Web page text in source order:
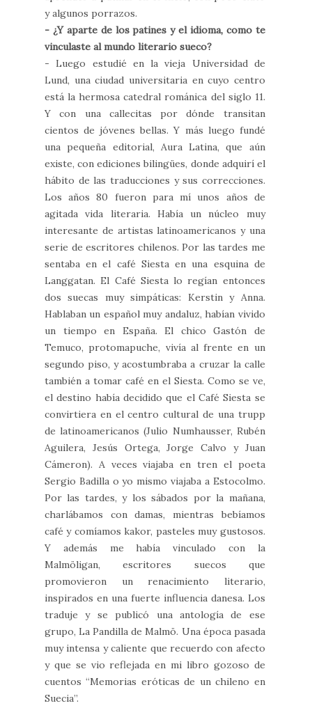
y algunos porrazos.
- ¿Y aparte de los patines y el idioma, como te
vinculaste al mundo literario sueco?
- Luego estudié en la vieja Universidad de
Lund, una ciudad universitaria en cuyo centro
está la hermosa catedral románica del siglo 11.
Y con una callecitas por dónde transitan
cientos de jóvenes bellas. Y más luego fundé
una pequeña editorial, Aura Latina, que aún
existe, con ediciones bilingües, donde adquirí el
hábito de las traducciones y sus correcciones.
Los años 80 fueron para mí unos años de
agitada vida literaria. Había un núcleo muy
interesante de artistas latinoamericanos y una
serie de escritores chilenos. Por las tardes me
sentaba en el café Siesta en una esquina de
Langgatan. El Café Siesta lo regían entonces
dos suecas muy simpáticas: Kerstin y Anna.
Hablaban un español muy andaluz, habían vivido
un tiempo en España. El chico Gastón de
Temuco, protomapuche, vivía al frente en un
segundo piso, y acostumbraba a cruzar la calle
también a tomar café en el Siesta. Como se ve,
el destino había decidido que el Café Siesta se
convirtiera en el centro cultural de una trupp
de latinoamericanos (Julio Numhausser, Rubén
Aguilera, Jesús Ortega, Jorge Calvo y Juan
Cámeron). A veces viajaba en tren el poeta
Sergio Badilla o yo mismo viajaba a Estocolmo.
Por las tardes, y los sábados por la mañana,
charlábamos con damas, mientras bebíamos
café y comíamos kakor, pasteles muy gustosos.
Y además me había vinculado con la
Malmöligan, escritores suecos que
promovieron un renacimiento literario,
inspirados en una fuerte influencia danesa. Los
traduje y se publicó una antología de ese
grupo, La Pandilla de Malmö. Una época pasada
muy intensa y caliente que recuerdo con afecto
y que se vio reflejada en mi libro gozoso de
cuentos “Memorias eróticas de un chileno en
Suecia”.